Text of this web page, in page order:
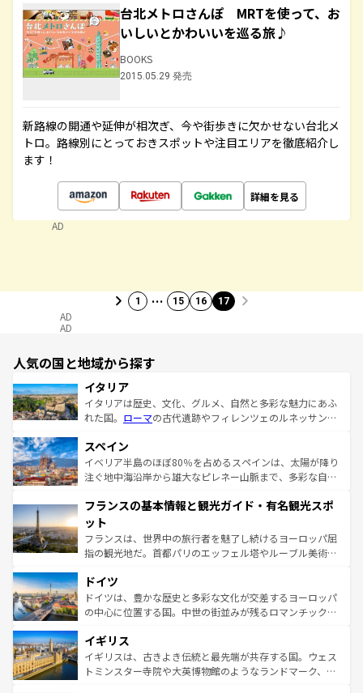
台北メトロさんぽ MRTを使って、お
いしいとかわいいを巡る旅♪
BOOKS
2015.05.29 発売
新路線の開通や延伸が相次ぎ、今や街歩きに欠かせない台北メ
トロ。路線別にとっておきスポットや注目エリアを徹底紹介し
ます！
詳細を見る
AD
1 … 15 16 17
AD
AD
人気の国と地域から探す
イタリア
イタリアは歴史、文化、グルメ、自然と多彩な魅力にあふ
れた国。 ローマの古代遺跡やフィレンツェのルネッサンス
ろん、トスカーナの美しい田園風景やアマルフィ海岸の絶
景など、自然景観も見逃せない。観光の合間には、本場の
ピザやパスタなど、絶品のイタリア料理を堪能することも
ませてくれるイタリアで、忘れられない旅をしてみよう！
なお、新着のイタリア情報は
しい。
スペイン
イベリア半島のほぼ80％を占めるスペインは、太陽が降り
注ぐ地中海沿岸から雄大なピレネー山脈まで、多彩な自然
文化が根付くこの国では、情熱的なフラメンコ、熱気あふ
れる闘牛、そして美味しいタパスが生活の一部となってい
る。首都マドリードの洗練された雰囲気や、バルセロナの
アートに溢れた街角から、地方では古代ローマ遺跡や中世
せる。地方によって風土や気候が異なるスペインはその個
性で訪れる人を魅了する。 なお、新着のスペイン情報は コ
ンテンツ一覧を参照してほしい。
フランスの基本情報と観光ガイド・有名観光スポ
ット
フランスは、世界中の旅行者を魅了し続けるヨーロッパ屈
指の観光地だ。首都パリのエッフェル塔やルーブル美術館
で、幅広い魅力が詰まっている。華麗な宮殿、歴史的な大
聖堂、美しいビーチ、そして豊かな自然が、訪れる者を心
から魅了する。また、フランスは美食の国としても知ら
いる。シャンパンの発祥地であるランス、プロヴァンスの
香り高いラベンダー畑など、多彩な楽しみ方が可能だ。さ
らに、パリ以外の地域にも魅力が溢れており、どの街角に
ドイツ
ドイツは、豊かな歴史と多彩な文化が交差するヨーロッパ
の中心に位置する国。中世の街並みが残るロマンチック街
顔を持つこの国は、どこを歩いても飽きることがない。ベ
ルリンの文化的活気、バイエルン州のアルプスの絶景、そ
してライン川沿いのワイン畑といった風景は必見。ビール
イギリス
イギリスは、古きよき伝統と最先端が共存する国。ウェス
トミンスター寺院や大英博物館のようなランドマーク、歴